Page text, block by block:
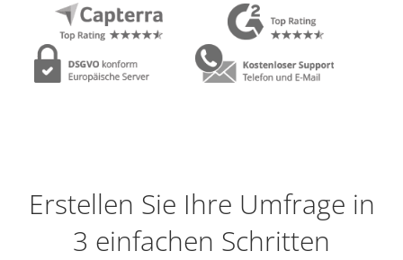
Erstellen Sie Ihre Umfrage in
3 einfachen Schritten